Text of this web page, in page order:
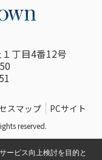
丁目4番12号
スマップ PCサイト
reserved.
ービス向上検討を目的と